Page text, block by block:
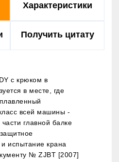
Характеристики
Получить цитату
с крюком в
в месте, где
всей машины -
главной балке
испытание крана
№ ZJBT [2007]